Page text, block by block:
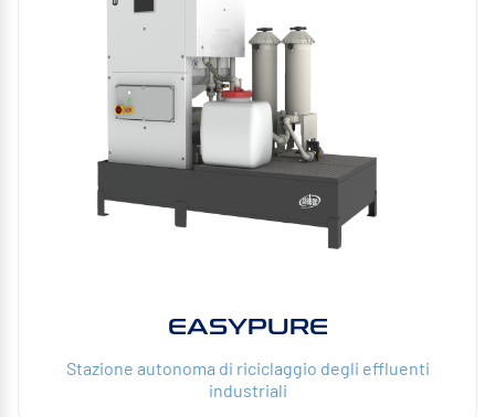
EASYPURE
Stazione autonoma di riciclaggio degli effluenti
industriali